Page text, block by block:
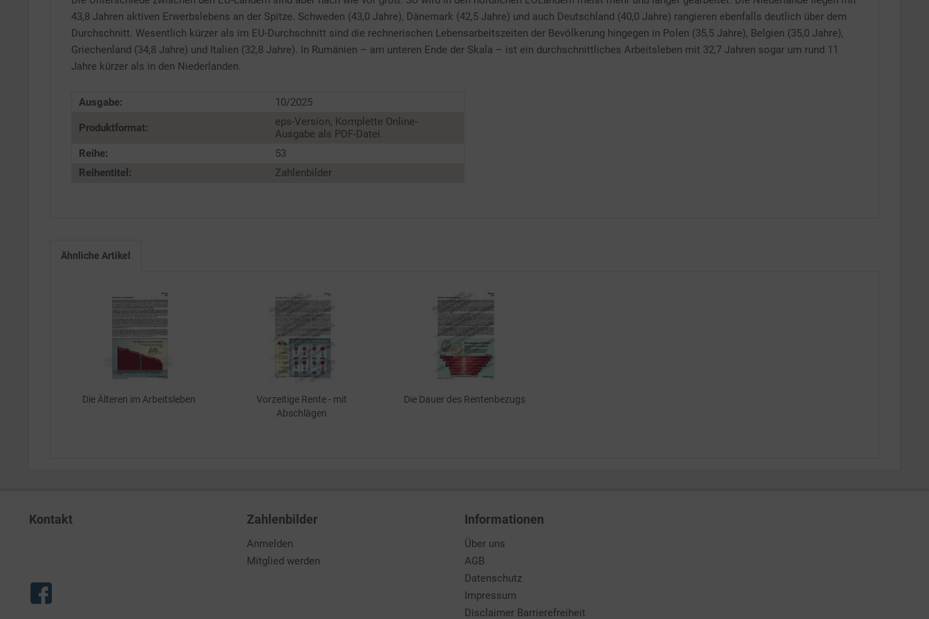
43,8 Jahren aktiven Erwerbslebens an der Spitze. Schweden (43,0 Jahre), Dänemark (42,5 Jahre) und auch Deutschland (40,0 Jahre) rangieren ebenfalls deutlich über dem
Durchschnitt. Wesentlich kürzer als im EU-Durchschnitt sind die rechnerischen Lebensarbeitszeiten der Bevölkerung hingegen in Polen (35,5 Jahre), Belgien (35,0 Jahre),
Griechenland (34,8 Jahre) und Italien (32,8 Jahre). In Rumänien – am unteren Ende der Skala – ist ein durchschnittliches Arbeitsleben mit 32,7 Jahren sogar um rund 11
Jahre kürzer als in den Niederlanden.
Ausgabe: 10/2025
Produktformat:
eps-Version, Komplette Online-
Ausgabe als PDF-Datei.
Reihe:
53
Reihentitel:
Zahlenbilder
Ähnliche Artikel
Die Älteren im Arbeitsleben
Vorzeitige Rente - mit
Abschlägen
Die Dauer des Rentenbezugs
Kontakt Zahlenbilder
Anmelden
Mitglied werden
Informationen
Über uns
AGB
Datenschutz
Impressum
Disclaimer Barrierefreiheit
Service Inaktiv